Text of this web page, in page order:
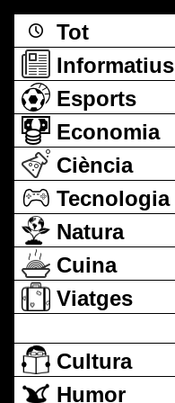
Tot
Informatius
Esports
Economia
Ciència
Tecnologia
Natura
Cuina
Viatges
Cultura
Humor